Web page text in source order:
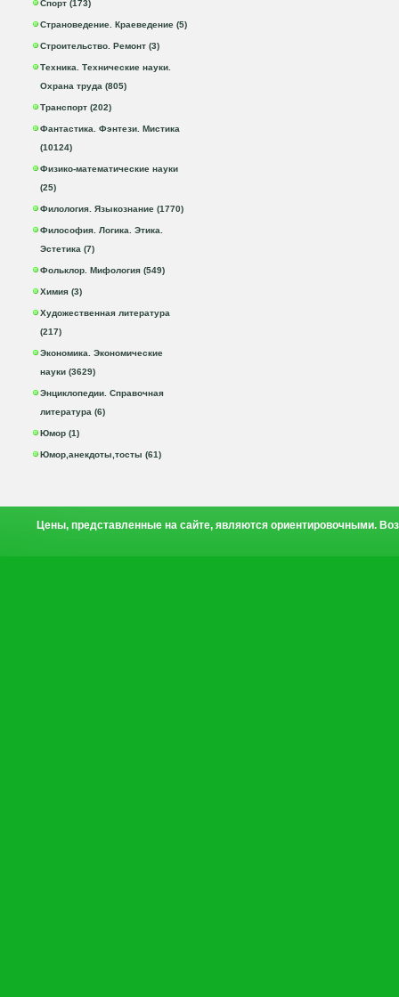
Спорт (173)
Страноведение. Краеведение (5)
Строительство. Ремонт (3)
Техника. Технические науки.
Охрана труда (805)
Транспорт (202)
Фантастика. Фэнтези. Мистика
(10124)
Физико-математические науки
(25)
Филология. Языкознание (1770)
Философия. Логика. Этика.
Эстетика (7)
Фольклор. Мифология (549)
Химия (3)
Художественная литература
(217)
Экономика. Экономические
науки (3629)
Энциклопедии. Справочная
литература (6)
Юмор (1)
Юмор,анекдоты,тосты (61)
Цены, представленные на сайте, являются ориентировочными.